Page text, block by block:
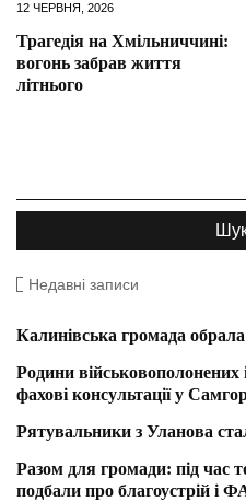
12 ЧЕРВНЯ, 2026
Трагедія на Хмільниччині:
вогонь забрав життя
літнього
Недавні записи
Калинівська громада
Родини військовополонених
фахові консультації у
Рятувальники з Уланова
Разом для громади: під час
подбали про благоустрій і